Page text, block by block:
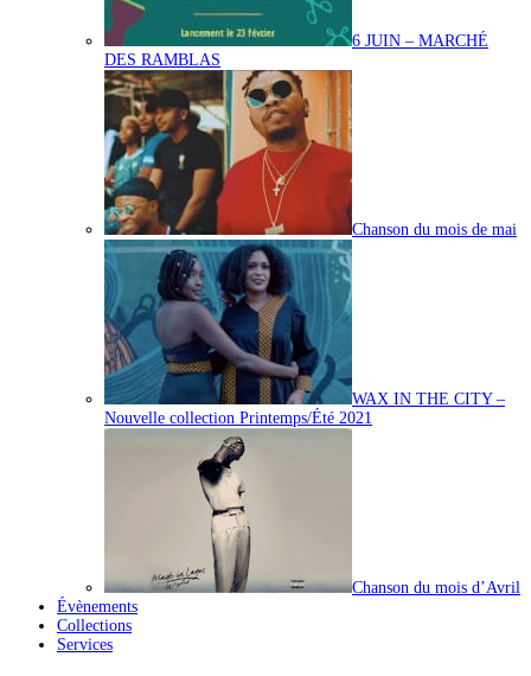
6 JUIN – MARCHÉ
DES RAMBLAS
Chanson du mois de mai
WAX IN THE CITY –
Nouvelle collection Printemps/Été 2021
Chanson du mois d’Avril
Évènements
Collections
Services